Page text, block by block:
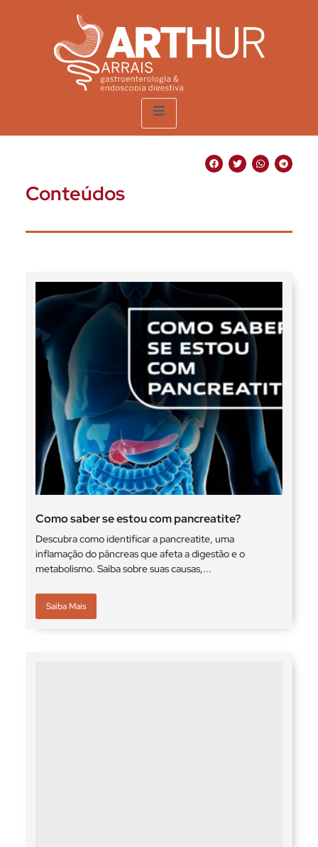
Conteúdos
Como saber se estou com pancreatite?
Descubra como identificar a pancreatite, uma
inflamação do pâncreas que afeta a digestão e o
metabolismo. Saiba sobre suas causas,...
Saiba Mais